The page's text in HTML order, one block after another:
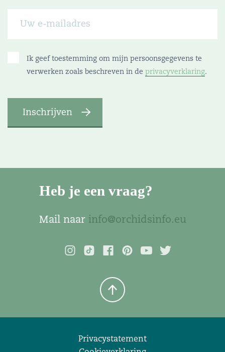
Ik geef toestemming om mijn persoonsgegevens te
verwerken zoals beschreven in de privacyverklaring.
Heb je een vraag?
Mail naar info@orchidsinfo.eu
Privacystatement